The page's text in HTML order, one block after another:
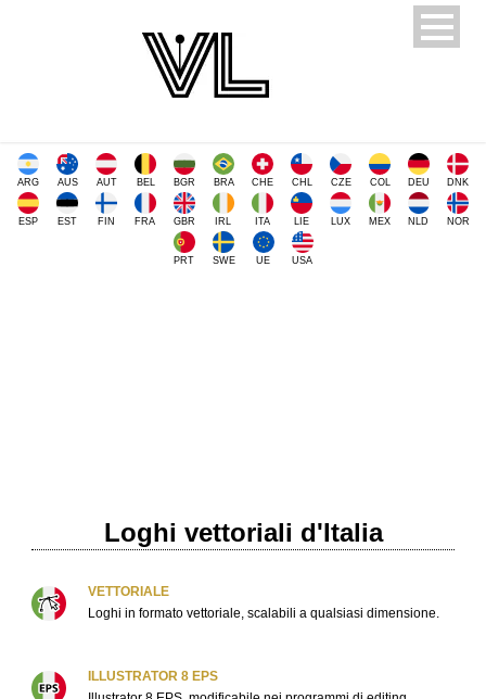
ARG AUS AUT BEL BGR BRA CHE CHL CZE COL DEU DNK
ESP EST FIN FRA GBR IRL ITA LIE LUX MEX NLD NOR
PRT SWE UE USA
Loghi vettoriali d'Italia
VETTORIALE
Loghi in formato vettoriale, scalabili a qualsiasi dimensione.
ILLUSTRATOR 8 EPS